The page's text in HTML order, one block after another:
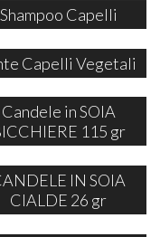
Shampoo Capelli
Capelli Vegetali
Candele in SOIA
115 gr
IN SOIA
CIALDE 26 gr